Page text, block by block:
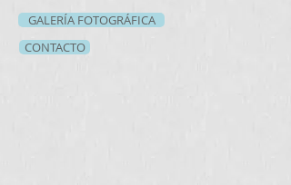
GALERÍA FOTOGRÁFICA
CONTACTO